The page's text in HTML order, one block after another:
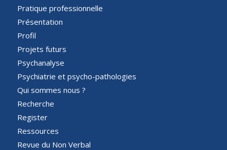
Pratique professionnelle
Présentation
Profil
Projets futurs
Psychanalyse
Psychiatrie et psycho-pathologies
Qui sommes nous ?
Recherche
Register
Ressources
Revue du Non Verbal